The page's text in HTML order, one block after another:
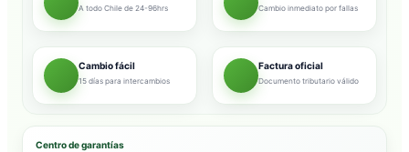
A todo Chile de 24-96hrs Cambio inmediato por fallas
Cambio fácil
15 días para intercambios
Factura oficial
Documento tributario válido
Centro de garantías